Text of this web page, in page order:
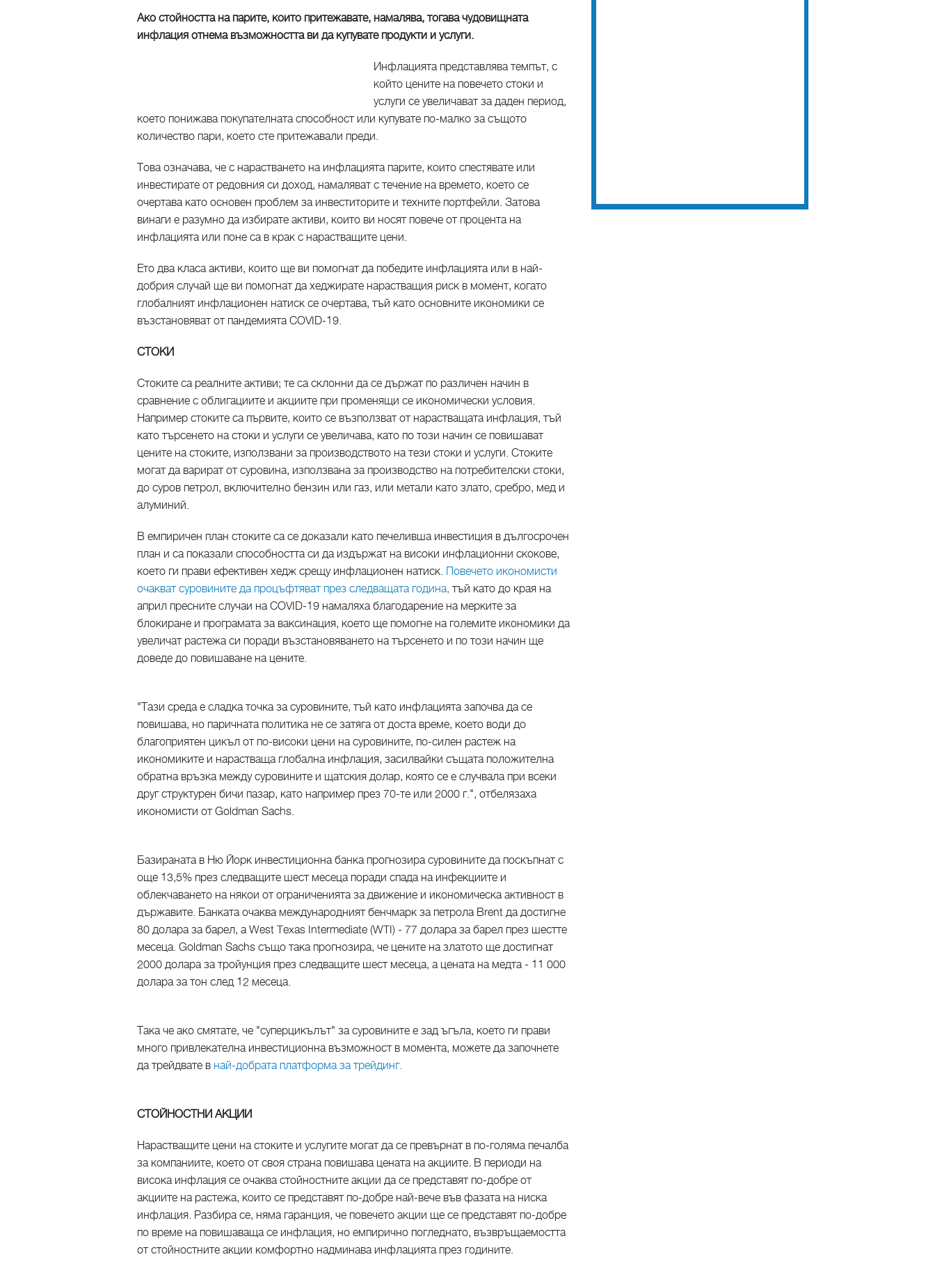
Ако стойността на парите, които притежавате, намалява, тогава чудовищната
инфлация отнема възможността ви да купувате продукти и услуги.
Инфлацията представлява темпът, с
който цените на повечето стоки и
услуги се увеличават за даден период,
което понижава покупателната способност или купувате по-малко за същото
количество пари, което сте притежавали преди.
Това означава, че с нарастването на инфлацията парите, които спестявате или
инвестирате от редовния си доход, намаляват с течение на времето, което се
очертава като основен проблем за инвеститорите и техните портфейли. Затова
винаги е разумно да избирате активи, които ви носят повече от процента на
инфлацията или поне са в крак с нарастващите цени.
Ето два класа активи, които ще ви помогнат да победите инфлацията или в най-
добрия случай ще ви помогнат да хеджирате нарастващия риск в момент, когато
глобалният инфлационен натиск се очертава, тъй като основните икономики се
възстановяват от пандемията COVID-19.
СТОКИ
Стоките са реалните активи; те са склонни да се държат по различен начин в
сравнение с облигациите и акциите при променящи се икономически условия.
Например стоките са първите, които се възползват от нарастващата инфлация, тъй
като търсенето на стоки и услуги се увеличава, като по този начин се повишават
цените на стоките, използвани за производството на тези стоки и услуги. Стоките
могат да варират от суровина, използвана за производство на потребителски стоки,
до суров петрол, включително бензин или газ, или метали като злато, сребро, мед и
алуминий.
В емпиричен план стоките са се доказали като печеливша инвестиция в дългосрочен
план и са показали способността си да издържат на високи инфлационни скокове,
което ги прави ефективен хедж срещу инфлационен натиск. Повечето икономисти
очакват суровините да процъфтяват през следващата година, тъй като до края на
април пресните случаи на COVID-19 намаляха благодарение на мерките за
блокиране и програмата за ваксинация, което ще помогне на големите икономики да
увеличат растежа си поради възстановяването на търсенето и по този начин ще
доведе до повишаване на цените.
"Тази среда е сладка точка за суровините, тъй като инфлацията започва да се
повишава, но паричната политика не се затяга от доста време, което води до
благоприятен цикъл от по-високи цени на суровините, по-силен растеж на
икономиките и нарастваща глобална инфлация, засилвайки същата положителна
обратна връзка между суровините и щатския долар, която се е случвала при всеки
друг структурен бичи пазар, като например през 70-те или 2000 г.", отбелязаха
икономисти от Goldman Sachs.
Базираната в Ню Йорк инвестиционна банка прогнозира суровините да поскъпнат с
още 13,5% през следващите шест месеца поради спада на инфекциите и
облекчаването на някои от ограниченията за движение и икономическа активност в
държавите. Банката очаква международният бенчмарк за петрола Brent да достигне
80 долара за барел, а West Texas Intermediate (WTI) - 77 долара за барел през шестте
месеца. Goldman Sachs също така прогнозира, че цените на златото ще достигнат
2000 долара за тройунция през следващите шест месеца, а цената на медта - 11 000
долара за тон след 12 месеца.
Така че ако смятате, че "суперцикълът" за суровините е зад ъгъла, което ги прави
много привлекателна инвестиционна възможност в момента, можете да започнете
да трейдвате в най-добрата платформа за трейдинг.
СТОЙНОСТНИ АКЦИИ
Нарастващите цени на стоките и услугите могат да се превърнат в по-голяма печалба
за компаниите, което от своя страна повишава цената на акциите. В периоди на
висока инфлация се очаква стойностните акции да се представят по-добре от
акциите на растежа, които се представят по-добре най-вече във фазата на ниска
инфлация. Разбира се, няма гаранция, че повечето акции ще се представят по-добре
по време на повишаваща се инфлация, но емпирично погледнато, възвръщаемостта
от стойностните акции комфортно надминава инфлацията през годините.